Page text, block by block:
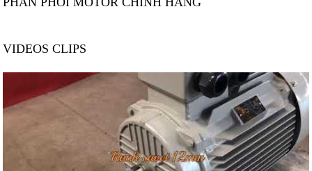
VIDEOS CLIPS